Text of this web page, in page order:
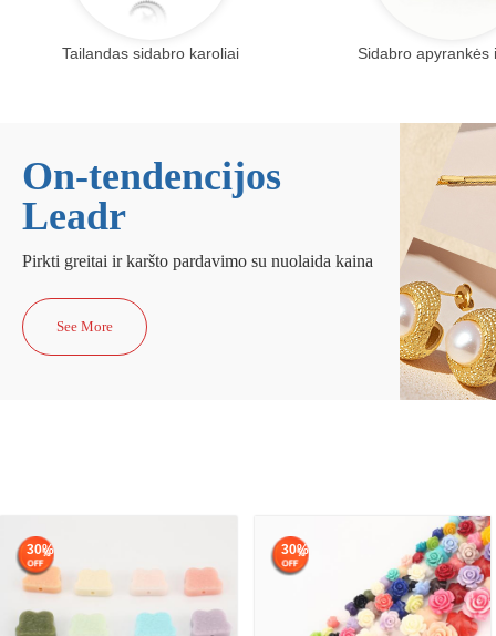
Tailandas sidabro karoliai Sidabro apyrankės
On-tendencijos
Leadr
Pirkti greitai ir karšto pardavimo su nuolaida kaina
See More
30% 30%